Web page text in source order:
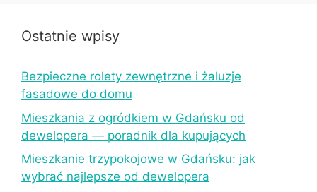
Ostatnie wpisy
Bezpieczne rolety zewnętrzne i żaluzje
fasadowe do domu
Mieszkania z ogródkiem w Gdańsku od
dewelopera — poradnik dla kupujących
Mieszkanie trzypokojowe w Gdańsku: jak
wybrać najlepsze od dewelopera